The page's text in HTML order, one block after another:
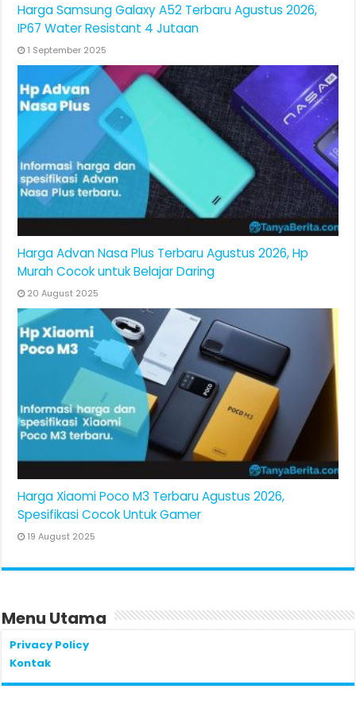
Harga Samsung Galaxy A52 Terbaru Agustus 2026,
IP67 Water Resistant 4 Jutaan
1 September 2025
Harga Advan Nasa Plus Terbaru Agustus 2026, Hp
Murah Cocok untuk Belajar Daring
20 August 2025
Harga Xiaomi Poco M3 Terbaru Agustus 2026,
Spesifikasi Cocok Untuk Gamer
19 August 2025
Menu Utama
Privacy Policy
Kontak